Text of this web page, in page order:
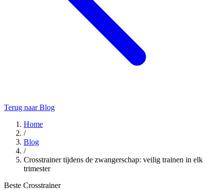
Terug naar Blog
Home
/
Blog
/
Crosstrainer tijdens de zwangerschap: veilig trainen in elk
trimester
Beste Crosstrainer